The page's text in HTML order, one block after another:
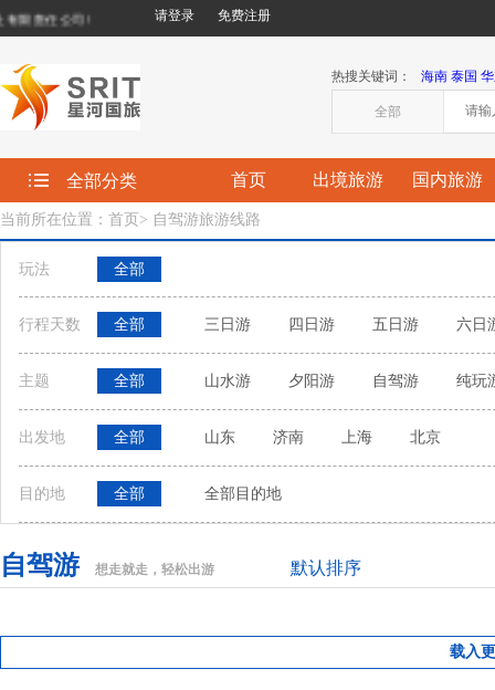
责任公司! 请登录 免费注册
热搜关键词： 海南 泰国
全部
全部分类 首页 出境旅游 国内旅游
当前所在位置：首页 > 自驾游旅游线路
玩法 全部
行程天数 全部 三日游 四日游 五日游 六日
主题 全部 山水游 夕阳游 自驾游 纯玩
出发地 全部 山东 济南 上海 北京
目的地 全部 全部目的地
自驾游 想走就走，轻松出游 默认排序
载入